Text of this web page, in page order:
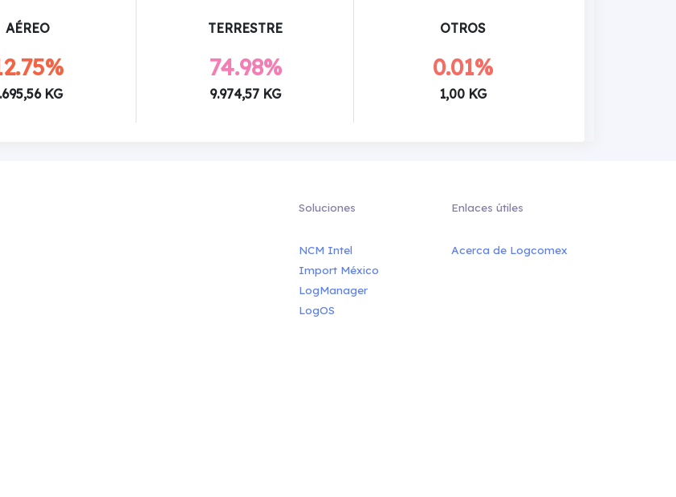
AÉREO
KG
TERRESTRE
74.98%
9.974,57 KG
OTROS
0.01%
1,00 KG
Soluciones
NCM Intel
Import México
LogManager
LogOS
Enlaces útiles
Acerca de Logcomex